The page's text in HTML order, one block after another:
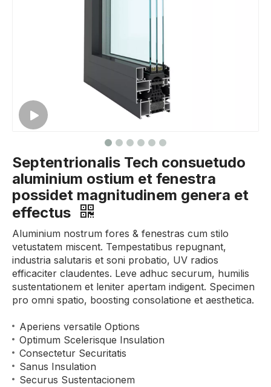
Septentrionalis Tech consuetudo
aluminium ostium et fenestra
possidet magnitudinem genera et
effectus
Aluminium nostrum fores & fenestras cum stilo
vetustatem miscent. Tempestatibus repugnant,
industria salutaris et soni probatio, UV radios
efficaciter claudentes. Leve adhuc securum, humilis
sustentationem et leniter apertam indigent. Specimen
pro omni spatio, boosting consolatione et aesthetica.
Aperiens versatile Options
Optimum Scelerisque Insulation
Consectetur Securitatis
Sanus Insulation
Securus Sustentacionem